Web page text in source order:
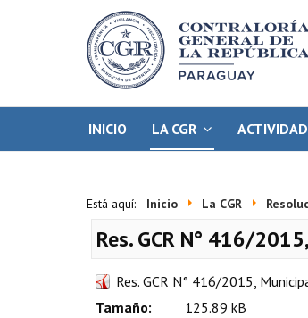
INICIO LA CGR
Está aquí: Inicio La CGR
Res. GCR N° 416/
Res. GCR N° 416/2015,
Tamaño:
125.89 kB